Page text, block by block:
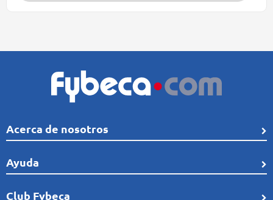
Acerca de nosotros
Quiénes Somos
Línea de tiempo
Comunidad
Ayuda
Preguntas frecuentes
Club Fybeca